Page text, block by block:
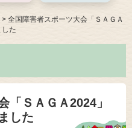
> 全国障害者スポーツ大会「ＳＡＧＡ
た
「ＳＡＧＡ2024」
した